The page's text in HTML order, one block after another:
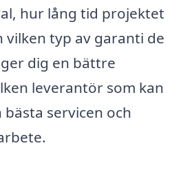
hur lång tid projektet
vilken typ av garanti de
dig en bättre
leverantör som kan
servicen och